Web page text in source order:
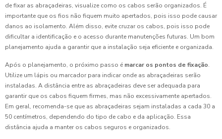
de fixar as abraçadeiras, visualize como os cabos serão organizados. É
importante que os fios não fiquem muito apertados, pois isso pode causar
danos ao isolamento. Além disso, evite cruzar os cabos, pois isso pode
dificultar a identificação e o acesso durante manutenções futuras. Um bom
planejamento ajuda a garantir que a instalação seja eficiente e organizada.
Após o planejamento, o próximo passo é marcar os pontos de fixação.
Utilize um lápis ou marcador para indicar onde as abraçadeiras serão
instaladas. A distância entre as abraçadeiras deve ser adequada para
garantir que os cabos fiquem firmes, mas não excessivamente apertados.
Em geral, recomenda-se que as abraçadeiras sejam instaladas a cada 30 a
50 centímetros, dependendo do tipo de cabo e da aplicação. Essa
distância ajuda a manter os cabos seguros e organizados.